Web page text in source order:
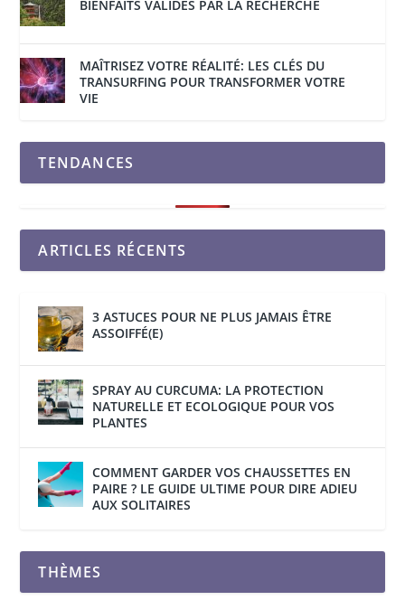
BIENFAITS VALIDÉS PAR LA RECHERCHE
MAÎTRISEZ VOTRE RÉALITÉ: LES CLÉS DU
TRANSURFING POUR TRANSFORMER VOTRE
VIE
TENDANCES
ARTICLES RÉCENTS
3 ASTUCES POUR NE PLUS JAMAIS ÊTRE
ASSOIFFÉ(E)
SPRAY AU CURCUMA: LA PROTECTION
NATURELLE ET ECOLOGIQUE POUR VOS
PLANTES
COMMENT GARDER VOS CHAUSSETTES EN
PAIRE ? LE GUIDE ULTIME POUR DIRE ADIEU
AUX SOLITAIRES
THÈMES